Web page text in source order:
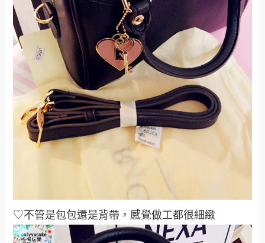
♡不管是包包還是背帶，感覺做工都很細緻